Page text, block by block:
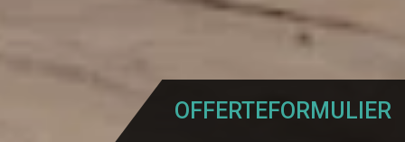
OFFERTEFORMULIER